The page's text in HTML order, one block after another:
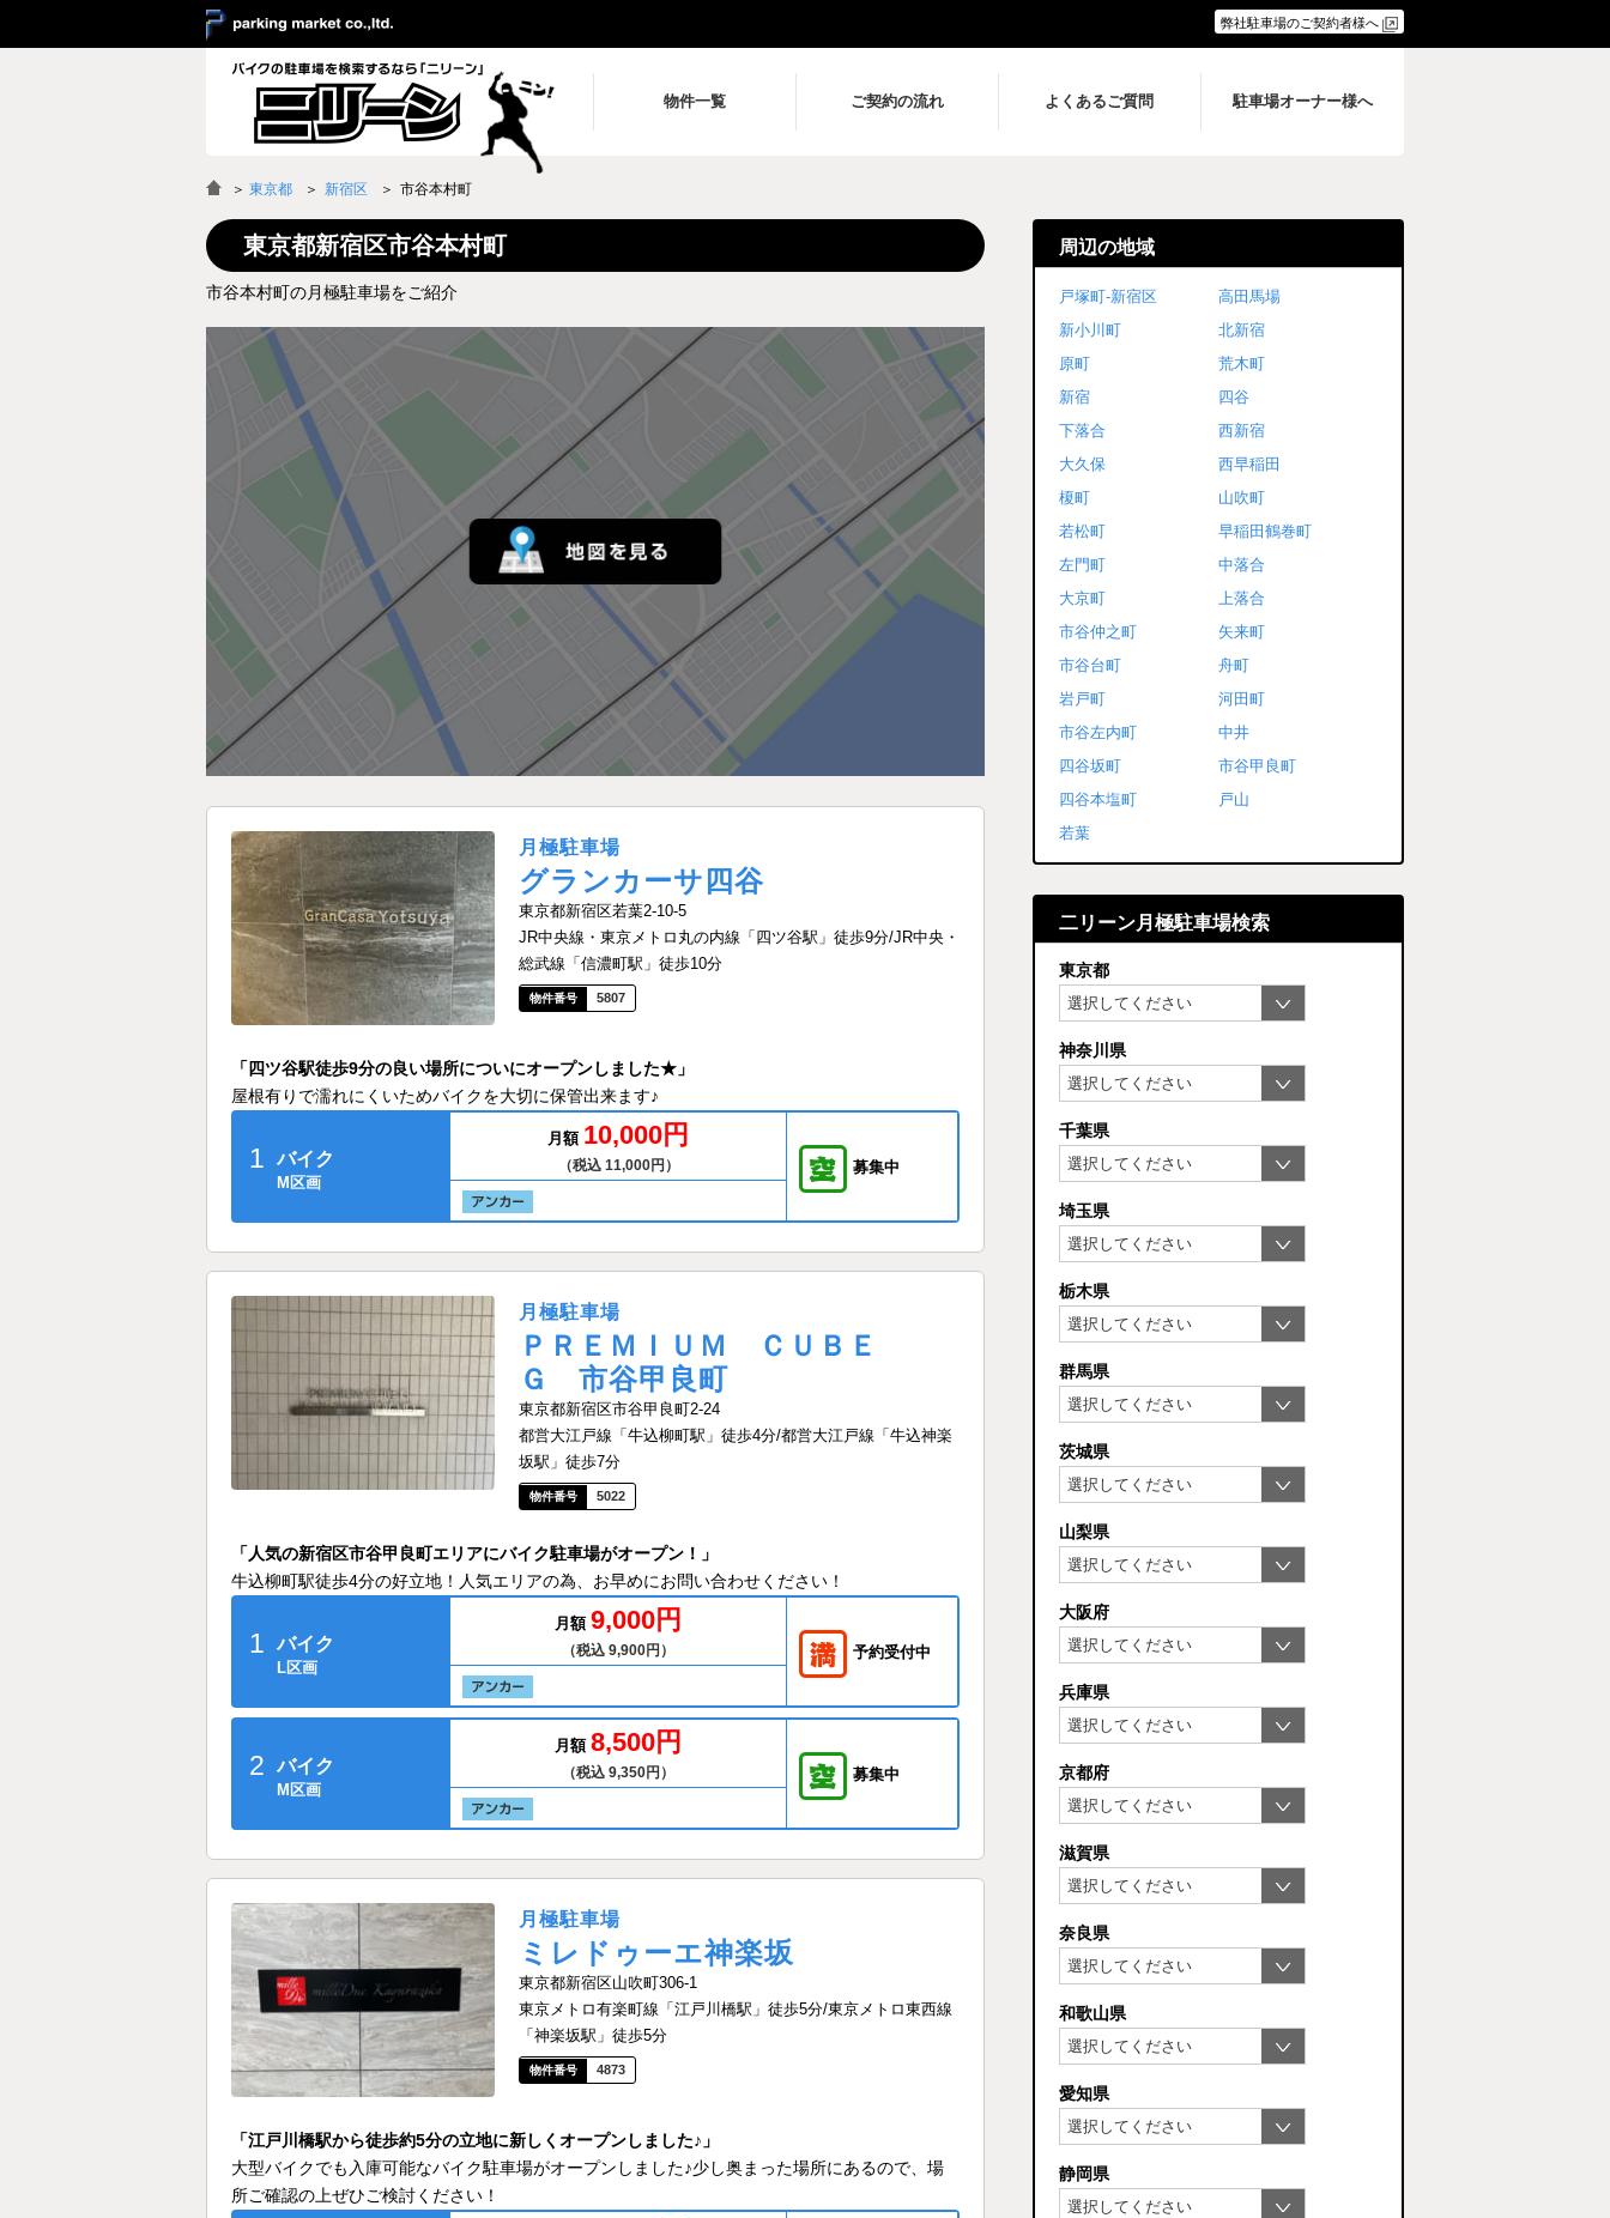
弊社駐車場のご契約者様へ
物件一覧 ご契約の流れ よくあるご質問 駐車場オーナー様へ
＞ 東京都 新宿区 市谷本村町
東京都新宿区市谷本村町
市谷本村町の月極駐車場をご紹介
月極駐車場
グランカーサ四谷
東京都新宿区若葉2-10-5
JR中央線・東京メトロ丸の内線「四ツ谷駅」徒歩9分/JR中央・
総武線「信濃町駅」徒歩10分
5807
「四ツ谷駅徒歩9分の良い場所についにオープンしました★」
屋根有りで濡れにくいためバイクを大切に保管出来ます♪
1 バイク
M区画
月額 10,000円
（税込 11,000円） 募集中
月極駐車場
ＰＲＥＭＩＵＭ ＣＵＢＥ
Ｇ 市谷甲良町
東京都新宿区市谷甲良町2-24
都営大江戸線「牛込柳町駅」徒歩4分/都営大江戸線「牛込神楽
坂駅」徒歩7分
5022
「人気の新宿区市谷甲良町エリアにバイク駐車場がオープン！」
牛込柳町駅徒歩4分の好立地！人気エリアの為、お早めにお問い合わせください！
1 バイク
L区画
月額 9,000円
（税込 9,900円） 予約受付中
2 バイク
M区画
月額 8,500円
（税込 9,350円） 募集中
月極駐車場
ミレドゥーエ神楽坂
東京都新宿区山吹町306-1
東京メトロ有楽町線「江戸川橋駅」徒歩5分/東京メトロ東西線
「神楽坂駅」徒歩5分
4873
「江戸川橋駅から徒歩約5分の立地に新しくオープンしました♪」
大型バイクでも入庫可能なバイク駐車場がオープンしました♪少し奥まった場所にあるので、場
所ご確認の上ぜひご検討ください！
周辺の地域
戸塚町-新宿区
高田馬場
新小川町
北新宿
原町
荒木町
新宿
四谷
下落合
西新宿
大久保
西早稲田
榎町
山吹町
若松町
早稲田鶴巻町
左門町
中落合
大京町
上落合
市谷仲之町
矢来町
市谷台町
舟町
岩戸町
河田町
市谷左内町
中井
四谷坂町
市谷甲良町
四谷本塩町
戸山
若葉
二リーン月極駐車場検索
東京都
神奈川県
千葉県
埼玉県
栃木県
群馬県
茨城県
山梨県
大阪府
兵庫県
京都府
滋賀県
奈良県
和歌山県
愛知県
静岡県